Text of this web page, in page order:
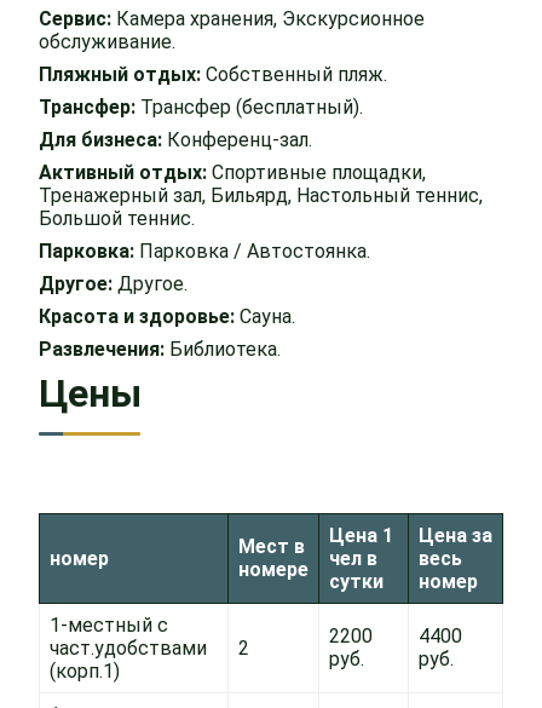
Сервис: Камера хранения, Экскурсионное
обслуживание.
Пляжный отдых: Собственный пляж.
Трансфер: Трансфер (бесплатный).
Для бизнеса: Конференц-зал.
Активный отдых: Спортивные площадки,
Тренажерный зал, Бильярд, Настольный теннис,
Большой теннис.
Парковка: Парковка / Автостоянка.
Другое: Другое.
Красота и здоровье: Сауна.
Развлечения: Библиотека.
Цены
номер
Мест в
номере
Цена 1
чел в
сутки
Цена за
весь
номер
1-местный с
част.удобствами
(корп.1)
2
2200
руб.
4400
руб.